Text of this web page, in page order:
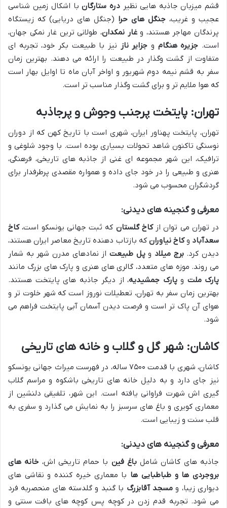
قشم میزبان جاذبه هایی نظیر دره ستارگانبا اشکال زمین شناسی
عجیب و غریب، جنگل های حرا (جنگل های دریایی) که زیستگاه
پرندگان مهاجر هستند، وغار نمکدان، طولانی ترین غار نمکی جهان،
است. جزیره هنگام و جزایر ناز نیز با طبیعت بکر خود، تجربه ای
متفاوت از گشت وگذار در طبیعت را ارائه می دهند. بهترین زمان
سفر به قشم نیمه دوم شهریور و اواخر آبان ماه تا اوایل بهار است
که هوا ملایم تر و برای گشت وگذار مناسب تر است.
تهران: پایتخت پرجنب وجوش و پرجاذبه
تهران، پایتخت پهناور ایران، شهری است با تاریخ کهن که از دوران
نوسنگی تاکنون شاهد تحولات بسیاری بوده است. با وجود شلوغی و
ترافیک، این شهر مجموعه ای غنی از جاذبه های تاریخی، فرهنگی،
هنری و طبیعی را در خود جای داده و همواره مقصدی پرطرفدار برای
گردشگران محسوب می شود.
معرفی و گنجینه های دیدنی:
در تهران می توان ازکاخ گلستان که ثبت جهانی یونسکو است،کاخ
سعدآباد وکاخ نیاوران که بازتاب دهنده تاریخ معاصر ایران هستند،
دیدن کرد.برج میلاد وپل طبیعت از نمادهای مدرن شهر به شمار
می روند. موزه های متعدد، گالری های هنری و پارک های بزرگ مانند
پارک ملت وپارک جمشیدیه، از دیگر جاذبه های پایتخت هستند.
بهترین زمان سفر به تهران، تعطیلات نوروز است که شهر خلوت تر و
هوای آن پاک تر است و فرصت دیدن آسمان آبی پایتخت فراهم می
شود.
کاشان: شهر گل و گلاب و خانه های تاریخی
کاشان، شهری با قدمت ۷۵۰۰ ساله، در فهرست میراث جهانی یونسکو
نیز جای دارد و به دلیل خانه های تاریخی باشکوه و مراسم گلاب
گیری اش شهرت فراوانی یافته است. این شهر، تلفیقی دلنشین از
معماری کویری و باغ های سرسبز را به نمایش می گذارد و سفری به
قلب سنت و زیبایی است.
معرفی و گنجینه های دیدنی:
جاذبه های کاشان شاملباغ فین با حمام تاریخی اش، خانه های
بروجردی ها و طباطبایی ها با معماری خیره کننده و نقاشی های
دیواری زیبا، ومسجد آقابزرگ با گنبد و گلدسته های منحصربه فرد
می شود. تجربه قدم زدن در کوچه پس کوچه های بافت سنتی و